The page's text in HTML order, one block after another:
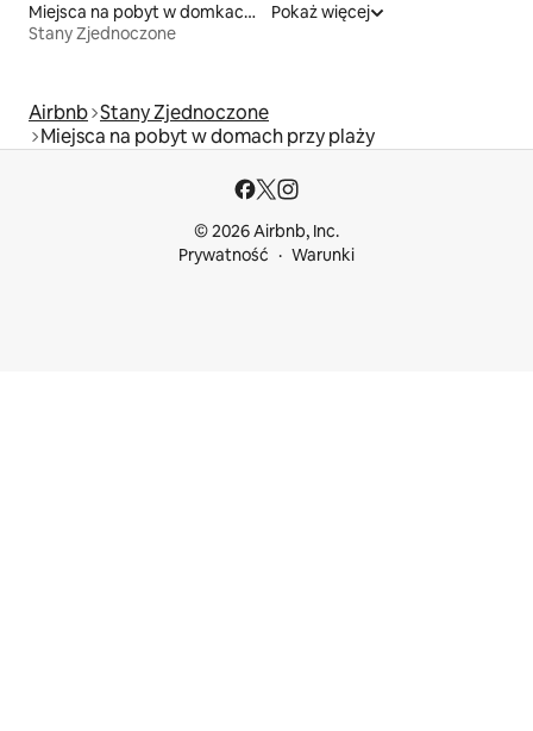
Miejsca na pobyt w domkach na drzewie
Stany Zjednoczone
Pokaż więcej
Airbnb Stany Zjednoczone
Miejsca na pobyt w domach przy plaży
© 2026 Airbnb, Inc.
Prywatność
Warunki